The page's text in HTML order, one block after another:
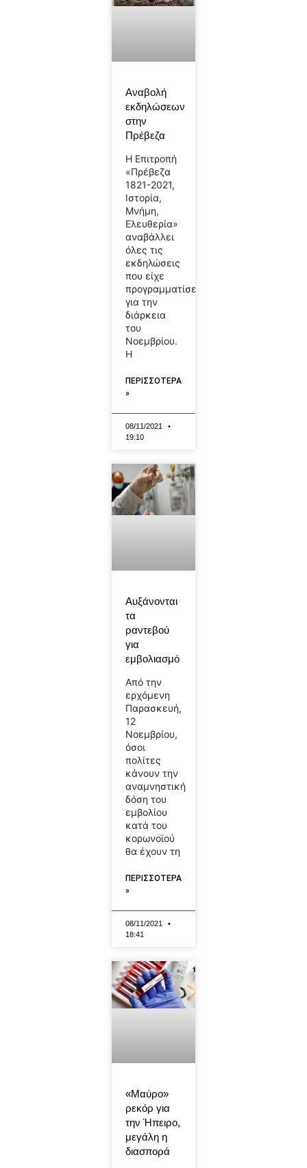
Αναβολή
εκδηλώσεων
στην
Πρέβεζα
Η Επιτροπή
«Πρέβεζα
1821-2021,
Ιστορία,
Μνήμη,
Ελευθερία»
αναβάλλει
όλες τις
εκδηλώσεις
που είχε
προγραμματίσει
για την
διάρκεια
του
Νοεμβρίου.
Η
ΠΕΡΙΣΣΟΤΕΡΑ
»
08/11/2021
19:10
Αυξάνονται
τα
ραντεβού
για
εμβολιασμό
Από την
ερχόμενη
Παρασκευή,
12
Νοεμβρίου,
όσοι
πολίτες
κάνουν την
αναμνηστική
δόση του
εμβολίου
κατά του
κορωνοϊού
θα έχουν τη
ΠΕΡΙΣΣΟΤΕΡΑ
»
08/11/2021
18:41
«Μαύρο»
ρεκόρ για
την Ήπειρο,
μεγάλη η
διασπορά